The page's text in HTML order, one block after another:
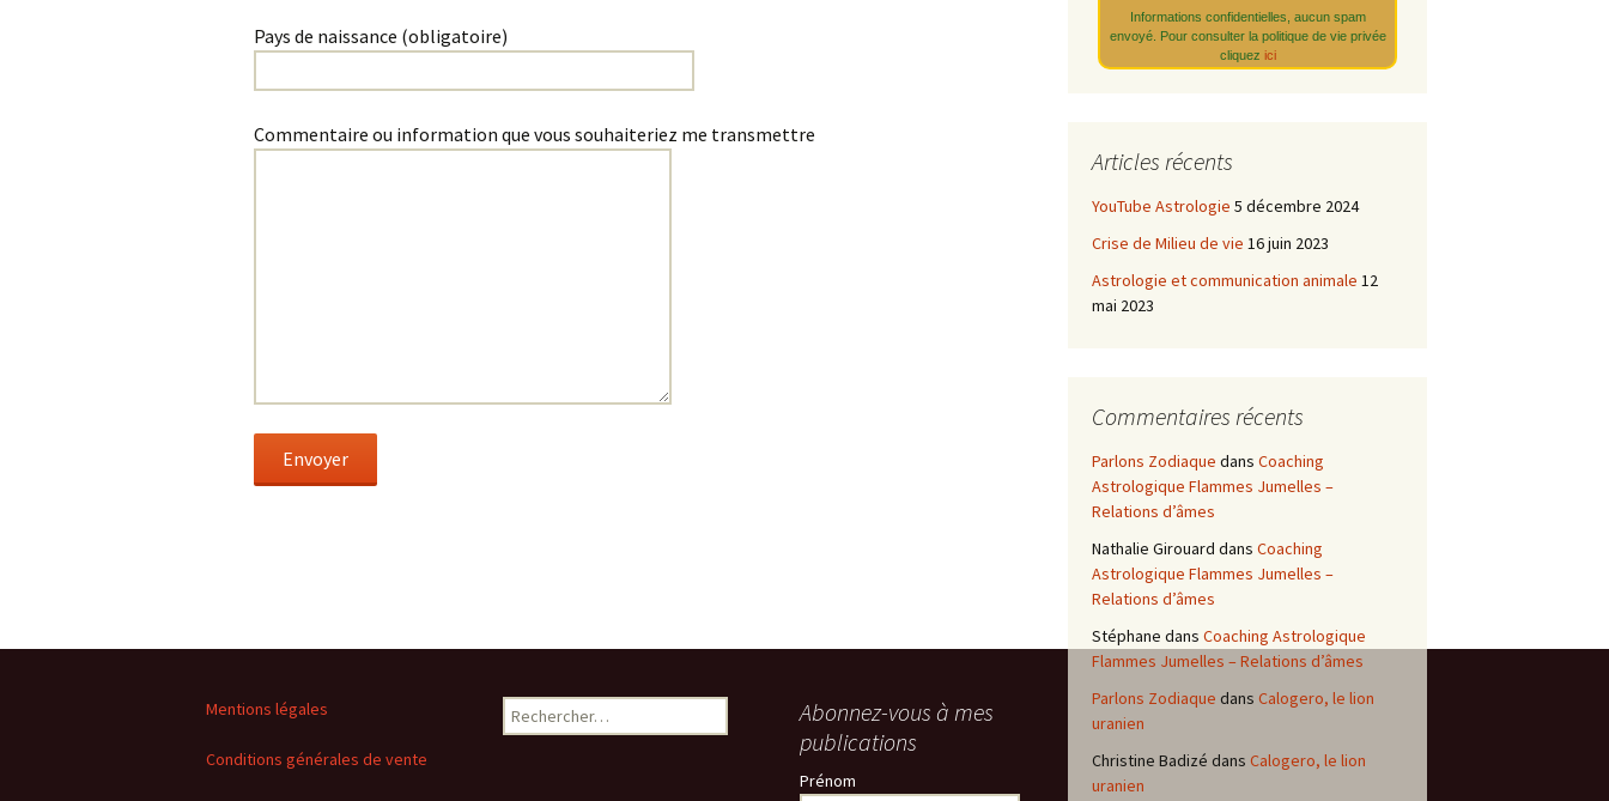
Pays de naissance (obligatoire)
Commentaire ou information que vous souhaiteriez me transmettre
Informations confidentielles, aucun spam
envoyé. Pour consulter la politique de vie privée
cliquez ici
Articles récents
YouTube Astrologie 5 décembre 2024
Crise de Milieu de vie 16 juin 2023
Astrologie et communication animale 12
mai 2023
Commentaires récents
Parlons Zodiaque dans Coaching
Astrologique Flammes Jumelles –
Relations d’âmes
Nathalie Girouard dans Coaching
Astrologique Flammes Jumelles –
Relations d’âmes
Stéphane dans Coaching Astrologique
Flammes Jumelles – Relations d’âmes
Parlons Zodiaque dans Calogero, le lion
uranien
Christine Badizé dans Calogero, le lion
uranien
Mentions légales
Conditions générales de vente
Rechercher :
Abonnez-vous à mes
publications
Prénom